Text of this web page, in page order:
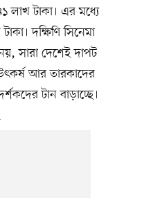
লাখ টাকা। এর মধ্যে
দক্ষিণি সিনেমা
সারা দেশেই দাপট
উৎকর্ষ আর তারকাদের
টান বাড়াচ্ছে।